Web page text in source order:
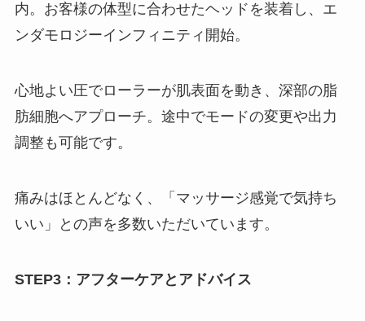
内。お客様の体型に合わせたヘッドを装着し、エ
ンダモロジーインフィニティ開始。
心地よい圧でローラーが肌表面を動き、深部の脂
肪細胞へアプローチ。途中でモードの変更や出力
調整も可能です。
痛みはほとんどなく、「マッサージ感覚で気持ち
いい」との声を多数いただいています。
STEP3：アフターケアとアドバイス